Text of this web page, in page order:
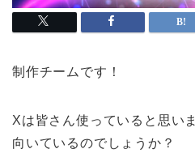
制作チームです！
Xは皆さん使っていると思い
向いているのでしょうか？